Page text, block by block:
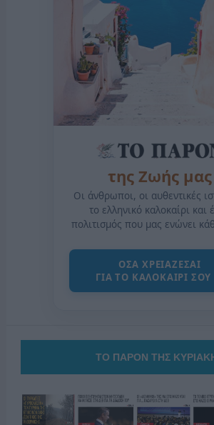
της Ζωής μας
Οι άνθρωποι, οι αυθεντικές
το ελληνικό καλοκαίρι και
πολιτισμός που μας ενώνει
ΟΣΑ ΧΡΕΙΑΖΕΣΑΙ
ΓΙΑ ΤΟ ΚΑΛΟΚΑΙΡΙ ΣΟΥ
ΤΟ ΠΑΡΟΝ ΤΗΣ